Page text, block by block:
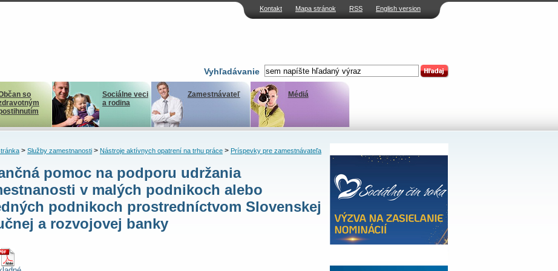
Kontakt Mapa stránok RSS English version
Vyhľadávanie
so
Sociálne veci
a rodina
Zamestnávateľ Médiá
> Služby zamestnanosti> Nástroje aktívnych opatrení na trhu práce> Príspevky pre zamestnávateľa
pomoc na podporu udržania
v malých podnikoch alebo
podnikoch prostredníctvom Slovenskej
a rozvojovej banky